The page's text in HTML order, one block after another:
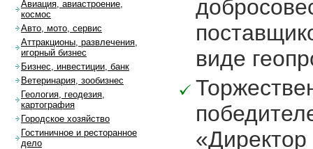
виде
«Директор
Авиация, авиастроение,
космос
Авто, мото, сервис
Аттракционы, развлечения,
игорный бизнес
Бизнес, инвестиции, банк
Ветеринария, зообизнес
Геология, геодезия,
картография
Городское хозяйство
Гостиничное и ресторанное
дело